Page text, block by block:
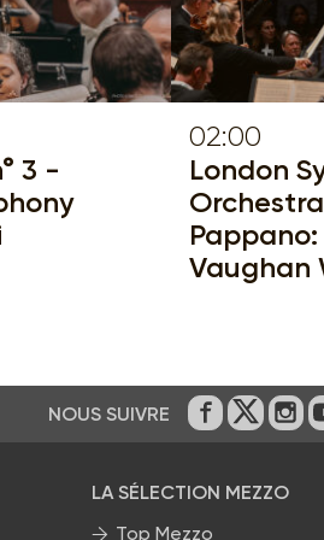
3 -
02:00
London
Vaughan
NOUS SUIVRE SurSur
LA SÉLECTION MEZZO
Top Mezzo